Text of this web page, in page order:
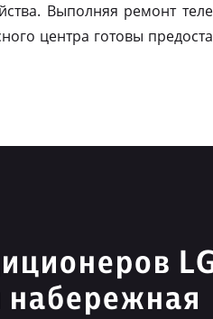
Выполняя ремонт
центра готовы
набережная